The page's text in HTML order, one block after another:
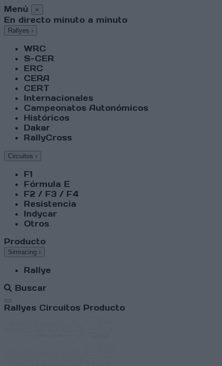
Menú ×
En directo minuto a minuto
Rallyes ›
WRC
S-CER
ERC
CERA
CERT
Internacionales
Campeonatos Autonómicos
Históricos
Dakar
RallyCross
Circuitos ›
F1
Fórmula E
F2 / F3 / F4
Resistencia
Indycar
Otros
Producto
Simracing ›
Rallye
Buscar
Abrir menú
Rallyes Circuitos Producto